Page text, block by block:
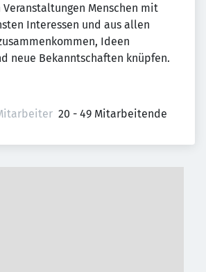
Menschen mit
Interessen und aus allen
Ideen
neue Bekanntschaften knüpfen.
20 - 49 Mitarbeitende